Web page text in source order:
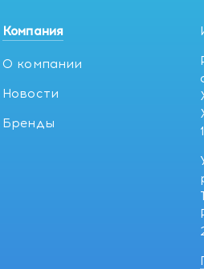
Компания
О компании
Новости
Бренды